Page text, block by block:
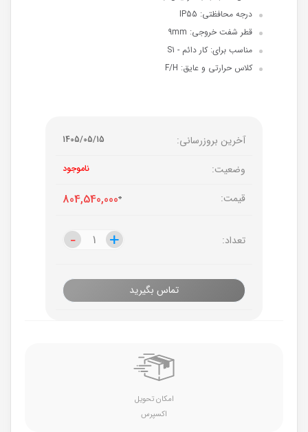
درجه محافظتی: IP55
قطر شفت خروجی: 9mm
مناسب برای: کار دائم - S1
کلاس حرارتی و عایق: F/H
آخرین بروزرسانی: 1405/05/15
وضعیت: ناموجود
قیمت: 804,540,0000
تعداد: +
- +
-
تماس بگیرید
امکان تحویل
اکسپرس